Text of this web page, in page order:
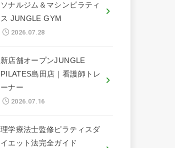
ソナルジム＆マシンピラティ
ス JUNGLE GYM
2026.07.28
新店舗オープンJUNGLE
PILATES島田店｜看護師トレ
ーナー
2026.07.16
理学療法士監修ピラティスダ
イエット法完全ガイド